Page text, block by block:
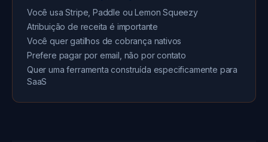
Você usa Stripe, Paddle ou Lemon Squeezy
Atribuição de receita é importante
Você quer gatilhos de cobrança nativos
Prefere pagar por email, não por contato
Quer uma ferramenta construída especificamente para
SaaS